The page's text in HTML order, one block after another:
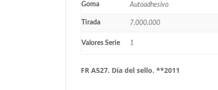
Goma Autoadhesivo
Tirada 7.000.000
Valores Serie 1
FR A527. Día del sello. **2011